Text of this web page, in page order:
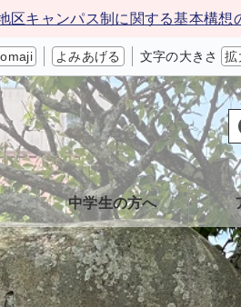
区キャンパス制に関する基本構想
よみあげる 文字の大きさ 拡
中学生の方へ